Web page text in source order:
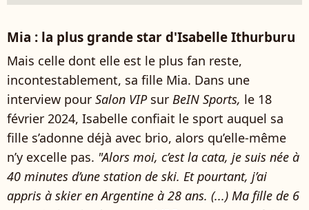
Mia : la plus grande star d'Isabelle Ithurburu
Mais celle dont elle est le plus fan reste,
incontestablement, sa fille Mia. Dans une
interview pour Salon VIPsur BeIN Sports, le 18
février 2024, Isabelle confiait le sport auquel sa
fille s’adonne déjà avec brio, alors qu’elle-même
n’y excelle pas. "Alors moi, c’est la cata, je suis née à
40 minutes d’une station de ski. Et pourtant, j’ai
appris à skier en Argentine à 28 ans. (...) Ma fille de 6